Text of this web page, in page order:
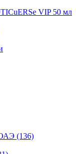
VIP 50 мл
ОАЭ (136)